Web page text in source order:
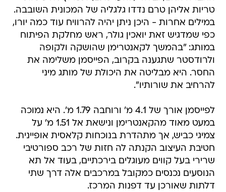
טריות אליהן טרם נדדו גלגליה של המכונית השובבה.
במילים אחרות - היכן ניתן יהיה להרוויח עוד כמה יורו,
כפי שמדגיש זאת יואכין גולר, ראש מחלקת הפיתוח
במותג: "בהמשך לקאנטרימן שהושקה ולקופה
ולרודסטר שתגענה בקרוב, הפייסמן משלימה את
החסר. היא מבליטה את היכולת של מותג מיני
להרחיב את שורותיו".
לפייסמן אורך של 4.1 מ' ורוחבה 1.79 מ'. היא נמוכה
במעט מאוד מהקאנטרימן ונישאת אל 1.51 מ' על
צמיגי כביש, אך מתהדרת בנוכחות קלאסית אופיינית.
חטיבת העיצוב הקנתה לה חזות של רכב ספורטיבי
שרירי בעל קווים מעוגלים בירכתיים, בעוד אל תא
הנוסעים נכנסים כמקובל במרכבים אלה דרך שתי
דלתות שאורכן עד דפנות המרכז.